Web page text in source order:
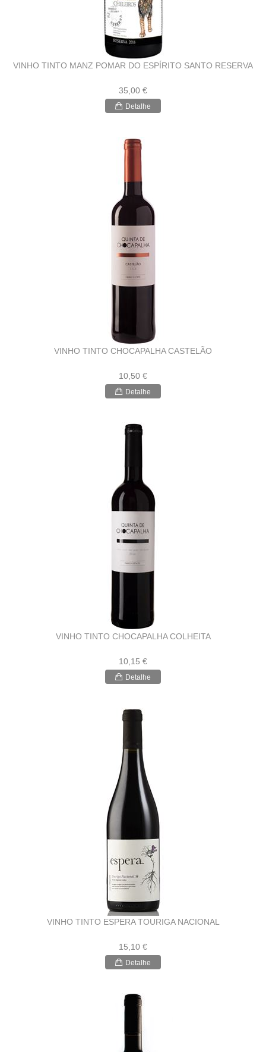
VINHO TINTO MANZ POMAR DO ESPÍRITO SANTO RESERVA
35,00 €
Detalhe
VINHO TINTO CHOCAPALHA CASTELÃO
10,50 €
Detalhe
VINHO TINTO CHOCAPALHA COLHEITA
10,15 €
Detalhe
VINHO TINTO ESPERA TOURIGA NACIONAL
15,10 €
Detalhe